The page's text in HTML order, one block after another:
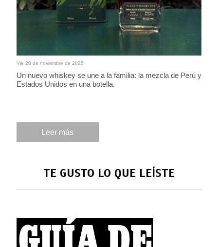
Vie 28 de noviembre de 2025
Un nuevo whiskey se une a la familia: la mezcla de Perú y
Estados Unidos en una botella.
Leer más
TE GUSTO LO QUE LEÍSTE